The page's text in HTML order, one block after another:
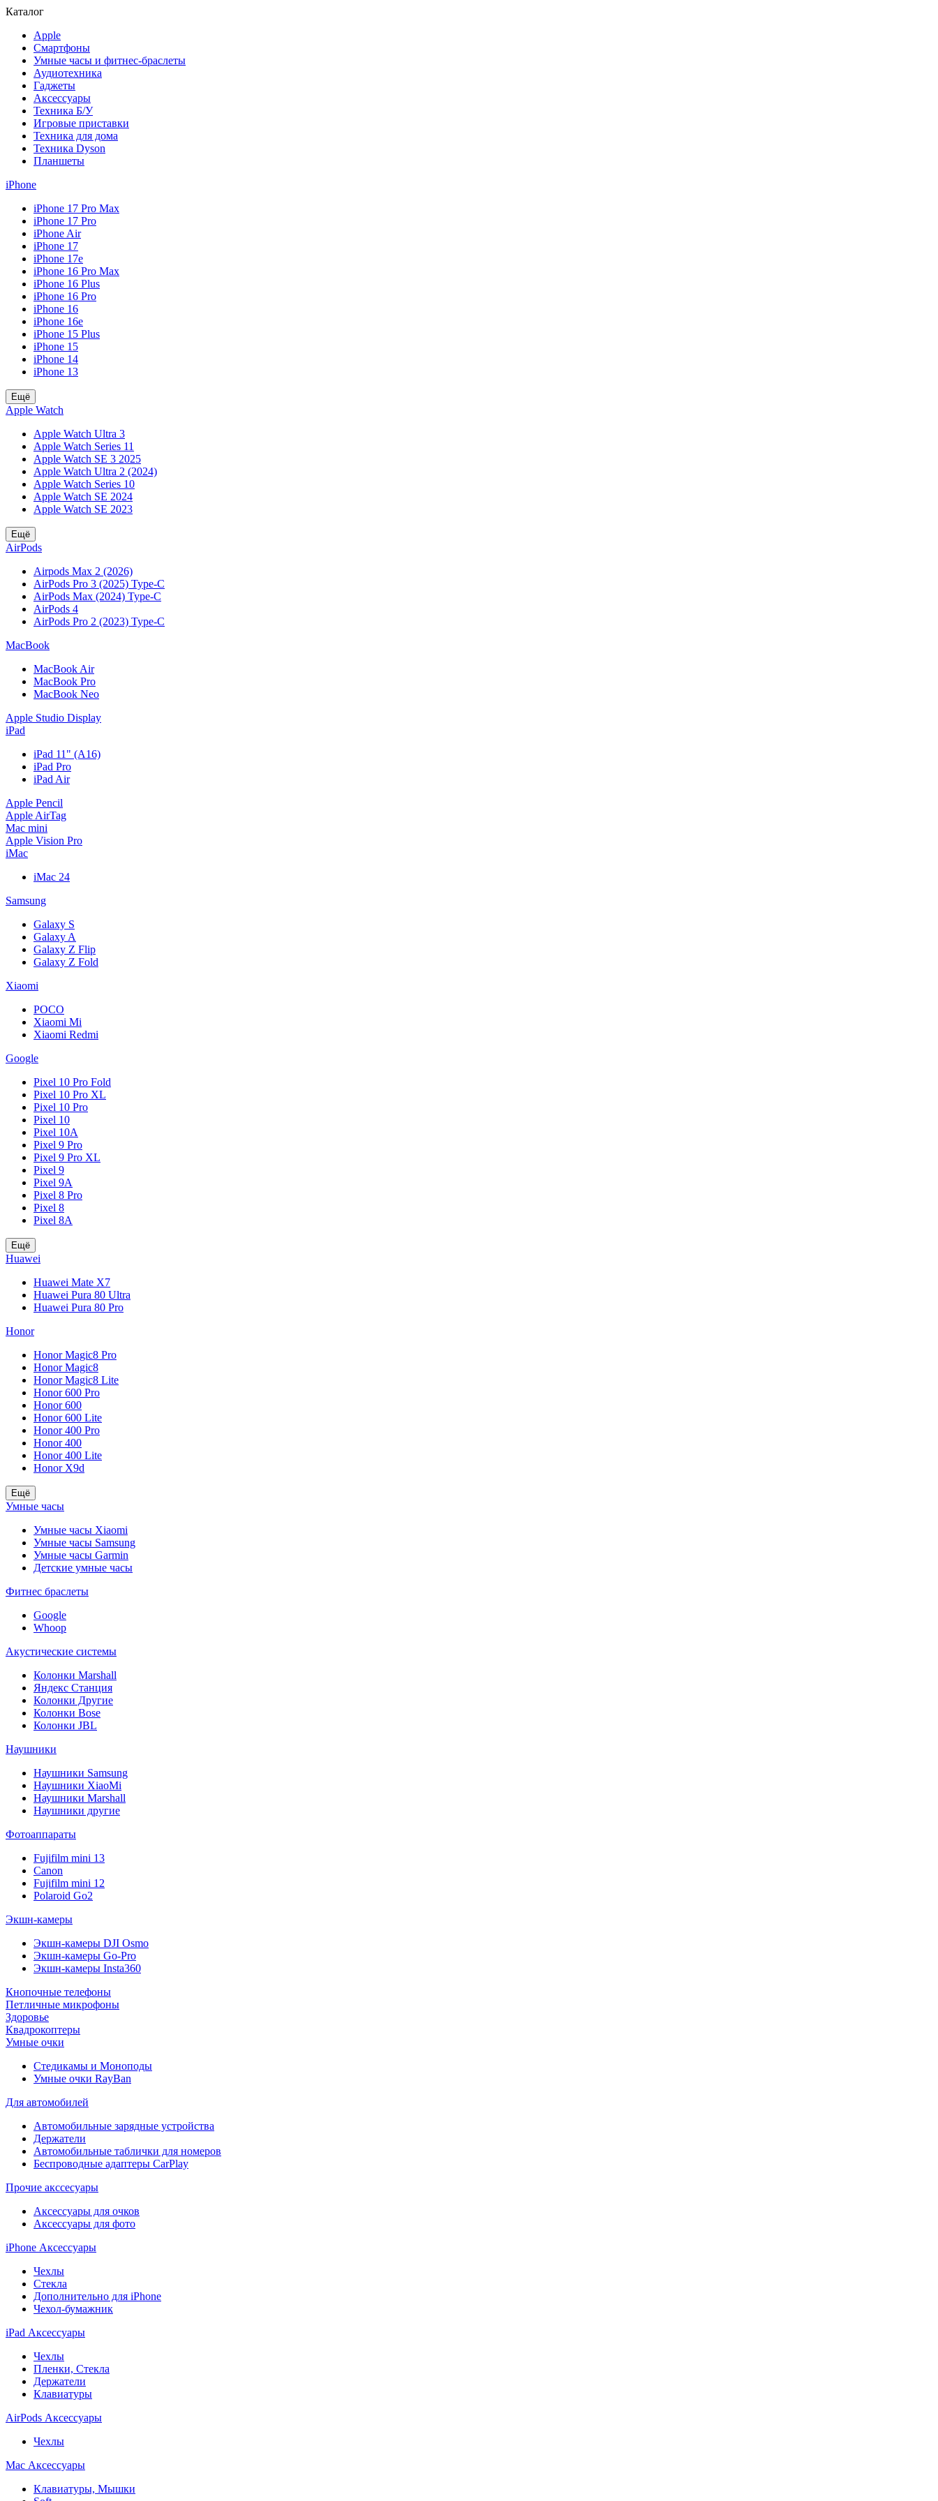
Каталог
Apple
Смартфоны
Умные часы и фитнес-браслеты
Аудиотехника
Гаджеты
Аксессуары
Техника Б/У
Игровые приставки
Техника для дома
Техника Dyson
Планшеты
iPhone
iPhone 17 Pro Max
iPhone 17 Pro
iPhone Air
iPhone 17
iPhone 17e
iPhone 16 Pro Max
iPhone 16 Plus
iPhone 16 Pro
iPhone 16
iPhone 16e
iPhone 15 Plus
iPhone 15
iPhone 14
iPhone 13
Ещё
Apple Watch
Apple Watch Ultra 3
Apple Watch Series 11
Apple Watch SE 3 2025
Apple Watch Ultra 2 (2024)
Apple Watch Series 10
Apple Watch SE 2024
Apple Watch SE 2023
Ещё
AirPods
Airpods Max 2 (2026)
AirPods Pro 3 (2025) Type-C
AirPods Max (2024) Type-C
AirPods 4
AirPods Pro 2 (2023) Type-C
MacBook
MacBook Air
MacBook Pro
MacBook Neo
Apple Studio Display
iPad
iPad 11" (A16)
iPad Pro
iPad Air
Apple Pencil
Apple AirTag
Mac mini
Apple Vision Pro
iMac
iMac 24
Samsung
Galaxy S
Galaxy A
Galaxy Z Flip
Galaxy Z Fold
Xiaomi
POCO
Xiaomi Mi
Xiaomi Redmi
Google
Pixel 10 Pro Fold
Pixel 10 Pro XL
Pixel 10 Pro
Pixel 10
Pixel 10A
Pixel 9 Pro
Pixel 9 Pro XL
Pixel 9
Pixel 9A
Pixel 8 Pro
Pixel 8
Pixel 8A
Ещё
Huawei
Huawei Mate X7
Huawei Pura 80 Ultra
Huawei Pura 80 Pro
Honor
Honor Magic8 Pro
Honor Magic8
Honor Magic8 Lite
Honor 600 Pro
Honor 600
Honor 600 Lite
Honor 400 Pro
Honor 400
Honor 400 Lite
Honor X9d
Ещё
Умные часы
Умные часы Xiaomi
Умные часы Samsung
Умные часы Garmin
Детские умные часы
Фитнес браслеты
Google
Whoop
Акустические системы
Колонки Marshall
Яндекс Станция
Колонки Другие
Колонки Bose
Колонки JBL
Наушники
Наушники Samsung
Наушники XiaoMi
Наушники Marshall
Наушники другие
Фотоаппараты
Fujifilm mini 13
Canon
Fujifilm mini 12
Polaroid Go2
Экшн-камеры
Экшн-камеры DJI Osmo
Экшн-камеры Go-Pro
Экшн-камеры Insta360
Кнопочные телефоны
Петличные микрофоны
Здоровье
Квадрокоптеры
Умные очки
Стедикамы и Моноподы
Умные очки RayBan
Для автомобилей
Автомобильные зарядные устройства
Держатели
Автомобильные таблички для номеров
Беспроводные адаптеры CarPlay
Прочие акссесуары
Аксессуары для очков
Аксессуары для фото
iPhone Аксессуары
Чехлы
Стекла
Дополнительно для iPhone
Чехол-бумажник
iPad Аксессуары
Чехлы
Пленки, Стекла
Держатели
Клавиатуры
AirPods Аксессуары
Чехлы
Mac Аксессуары
Клавиатуры, Мышки